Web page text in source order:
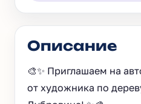
Описание
🎨✨ Приглашаем на
от художника по